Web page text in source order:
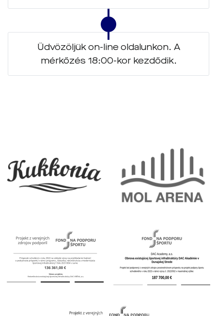
Üdvözöljük on-line oldalunkon. A
mérkőzés 18:00-kor kezdődik.